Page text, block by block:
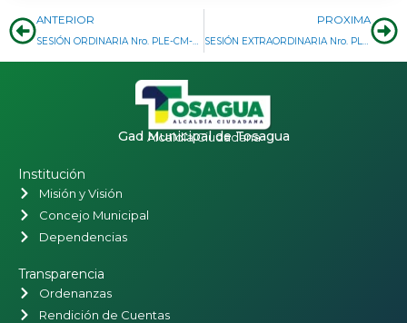
Prev
ANTERIOR PROXIMA
Gad Municipal de Tosagua
Alcaldía Ciudadana
Institución
Misión y Visión
Concejo Municipal
Dependencias
Transparencia
Ordenanzas
Rendición de Cuentas